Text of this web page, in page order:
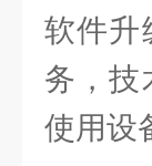
软件升
务，技
使用设